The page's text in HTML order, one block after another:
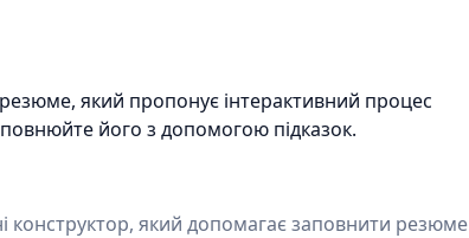
який пропонує інтерактивний процес
його з допомогою підказок.
конструктор, який допомагає заповнити резюме